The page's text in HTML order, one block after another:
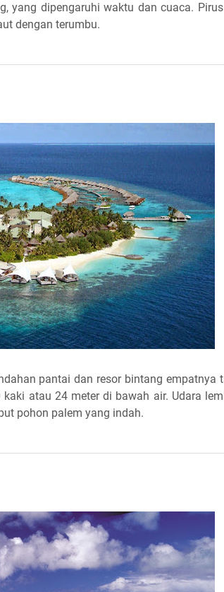
yang dipengaruhi waktu dan cuaca.
dengan terumbu.
pantai dan resor bintang empatnya
atau 24 meter di bawah air. Udara
pohon palem yang indah.